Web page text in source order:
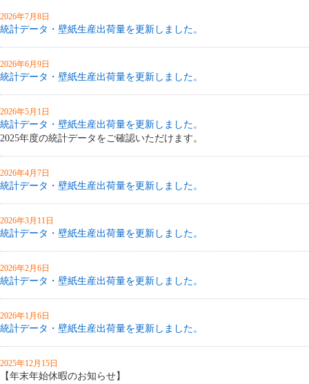
2026年7月8日
統計データ・壁紙生産出荷量を更新しました。
2026年6月9日
統計データ・壁紙生産出荷量を更新しました。
2026年5月1日
統計データ・壁紙生産出荷量を更新しました。
2025年度の統計データをご確認いただけます。
2026年4月7日
統計データ・壁紙生産出荷量を更新しました。
2026年3月11日
統計データ・壁紙生産出荷量を更新しました。
2026年2月6日
統計データ・壁紙生産出荷量を更新しました。
2026年1月6日
統計データ・壁紙生産出荷量を更新しました。
2025年12月15日
【年末年始休暇のお知らせ】